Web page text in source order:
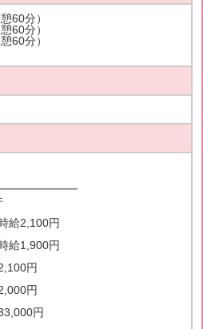
60分）
60分）
60分）
給2,100円
給1,900円
円
円
円